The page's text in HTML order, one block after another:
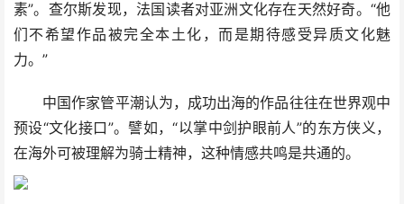
素”。查尔斯发现，法国读者对亚洲文化存在天然好奇。“他
们不希望作品被完全本土化，而是期待感受异质文化魅
力。”
中国作家管平潮认为，成功出海的作品往往在世界观中
预设“文化接口”。譬如，“以掌中剑护眼前人”的东方侠义，
在海外可被理解为骑士精神，这种情感共鸣是共通的。